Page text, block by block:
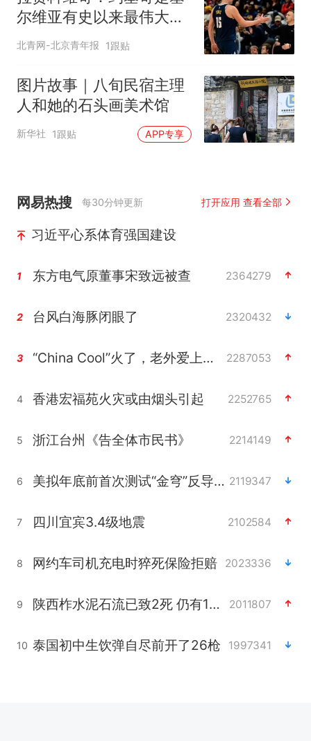
尔维亚有史以来最伟大的
球员
北青网-北京青年报 1跟贴
图片故事｜八旬民宿主理
人和她的石头画美术馆
新华社 1跟贴 APP专享
网易热搜 每30分钟更新 打开应用 查看全部
习近平心系体育强国建设
1 东方电气原董事宋致远被查 2364279
2 台风白海豚闭眼了 2320432
3 “China Cool”火了，老外爱上中国避暑游 2287053
4 香港宏福苑火灾或由烟头引起 2252765
5 浙江台州《告全体市民书》 2214149
6 美拟年底前首次测试“金穹”反导系统 2119347
7 四川宜宾3.4级地震 2102584
8 网约车司机充电时猝死保险拒赔 2023336
9 陕西柞水泥石流已致2死 仍有1人失联 2011807
10 泰国初中生饮弹自尽前开了26枪 1997341